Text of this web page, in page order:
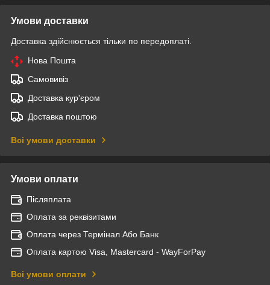
Умови доставки
Доставка здійснюється тільки по передоплаті.
Нова Пошта
Самовивіз
Доставка кур'єром
Доставка поштою
Всі умови доставки
Умови оплати
Післяплата
Оплата за реквізитами
Оплата через Термінал Або Банк
Оплата картою Visa, Mastercard - WayForPay
Всі умови оплати